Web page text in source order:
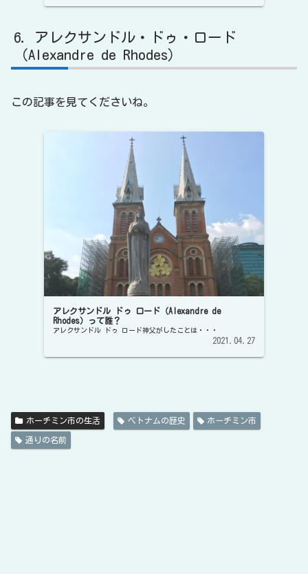
アレクサンドル・ドゥ・ロード
（Alexandre de Rhodes）
この記事を見てくださいね。
アレクサンドル ドゥ ロード（Alexandre de
Rhodes）って誰？
アレクサンドル ドゥ ロード神父がしたことは・・・
2021.04.27
ホーチミン市の生活 ベトナムの歴史 ホーチミン市
通りの名前